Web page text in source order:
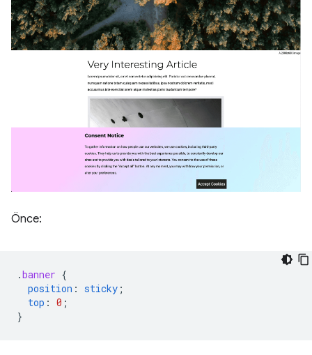
Önce:
.banner {
position : sticky ;
top : 0 ;
}